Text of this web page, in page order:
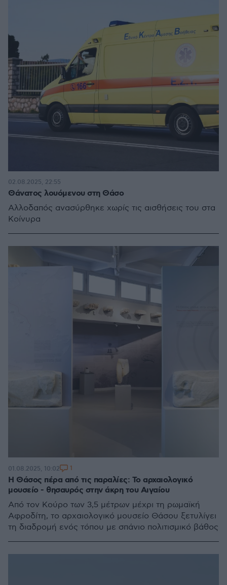
Θάνατος λουόμενου στη Θάσο
Αλλοδαπός ανασύρθηκε χωρίς τις αισθήσεις του στα
Κοίνυρα
02.08.2025, 22:55
Η Θάσος πέρα από τις παραλίες: Το αρχαιολογικό
μουσείο - θησαυρός στην άκρη του Αιγαίου
Από τον Κούρο των 3,5 μέτρων μέχρι τη ρωμαϊκή
Αφροδίτη, το αρχαιολογικό μουσείο Θάσου ξετυλίγει
τη διαδρομή ενός τόπου με σπάνιο πολιτισμικό βάθος
01.08.2025, 10:02 1